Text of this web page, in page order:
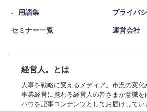
用語集
セミナー一覧
プライバ
運営会社
経営人。とは
人事を戦略に変えるメディア。市況の変化
事業経営に携わる経営人の皆さまが意識を
ハウを記事コンテンツとしてお届けしてい